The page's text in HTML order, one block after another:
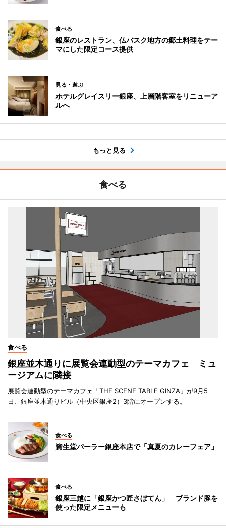
食べる
銀座のレストラン、仏バスク地方の郷土料理をテー
マにした限定コース提供
見る・遊ぶ
ホテルグレイスリー銀座、上層階客室をリニューア
ルへ
もっと見る
食べる
食べる
銀座並木通りに展覧会連動型のテーマカフェ ミュ
ージアムに隣接
展覧会連動型のテーマカフェ「THE SCENE TABLE GINZA」が9月5
日、銀座並木通りビル（中央区銀座2）3階にオープンする。
食べる
資生堂パーラー銀座本店で「真夏のカレーフェア」
食べる
銀座三越に「銀座かつ匠さぼてん」 ブランド豚を
使った限定メニューも